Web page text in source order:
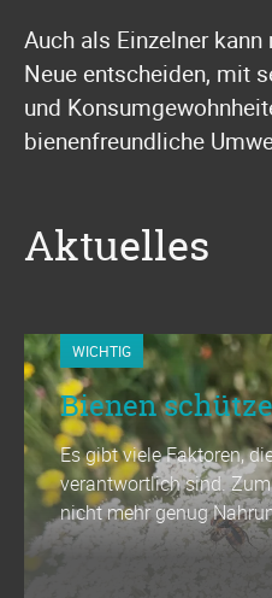
Auch als Einzelner
Neue entscheiden, mit
und
bienenfreundliche
Aktuelles
WICHTIG
Bienen
Es gibt viele Faktoren,
verantwortlich sind.
nicht mehr genug